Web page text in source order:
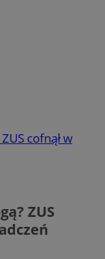
cofnął w
ZUS